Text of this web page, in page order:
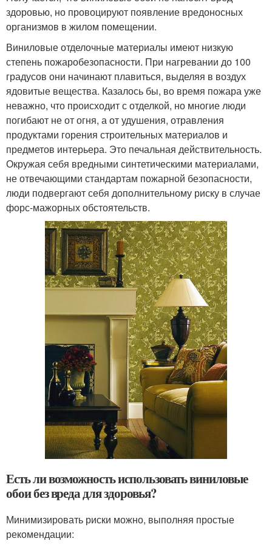
здоровью, но провоцируют появление вредоносных
организмов в жилом помещении.
Виниловые отделочные материалы имеют низкую
степень пожаробезопасности. При нагревании до 100
градусов они начинают плавиться, выделяя в воздух
ядовитые вещества. Казалось бы, во время пожара уже
неважно, что происходит с отделкой, но многие люди
погибают не от огня, а от удушения, отравления
продуктами горения строительных материалов и
предметов интерьера. Это печальная действительность.
Окружая себя вредными синтетическими материалами,
не отвечающими стандартам пожарной безопасности,
люди подвергают себя дополнительному риску в случае
форс-мажорных обстоятельств.
Есть ли возможность использовать виниловые
обои без вреда для здоровья?
Минимизировать риски можно, выполняя простые
рекомендации: